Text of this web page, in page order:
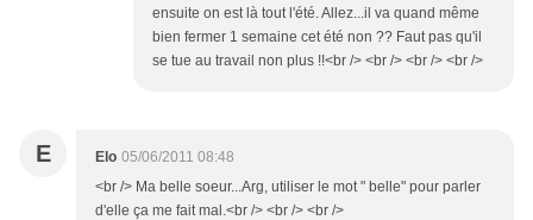
ensuite on est là tout l'été. Allez...il va quand même
bien fermer 1 semaine cet été non ?? Faut pas qu'il
se tue au travail non plus !!<br /> <br /> <br /> <br />
E Elo 05/06/2011 08:48
<br /> Ma belle soeur...Arg, utiliser le mot " belle" pour parler
d'elle ça me fait mal.<br /> <br /> <br />